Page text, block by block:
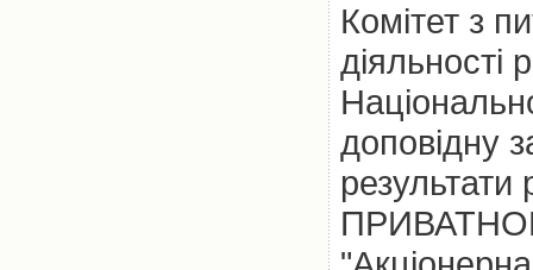
Комітет з
діяльності
доповідну
результати